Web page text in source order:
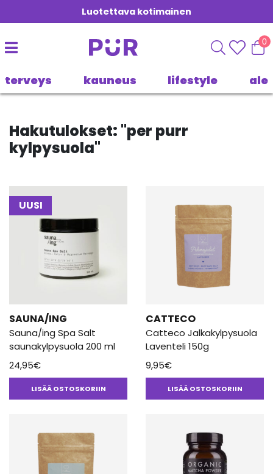
Luotettava kotimainen
0
terveys kauneus lifestyle ale
Hakutulokset: "per purr
kylpysuola"
UUSI
SAUNA/ING
Sauna/ing Spa Salt
saunakylpysuola 200 ml
24,95€
LISÄÄ OSTOSKORIIN
CATTECO
Catteco Jalkakylpysuola
Laventeli 150g
9,95€
LISÄÄ OSTOSKORIIN